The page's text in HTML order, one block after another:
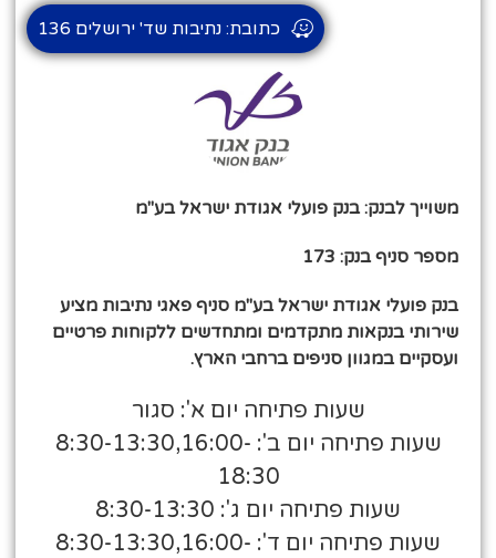
משוייך לבנק: בנק פועלי אגודת ישראל בע"מ
מספר סניף בנק: 173
בנק פועלי אגודת ישראל בע"מ סניף פאגי נתיבות מציע
שירותי בנקאות מתקדמים ומתחדשים ללקוחות פרטיים
ועסקיים במגוון סניפים ברחבי הארץ.
שעות פתיחה יום א': סגור
שעות פתיחה יום ב': 8:30-13:30,16:00-
18:30
שעות פתיחה יום ג': 8:30-13:30
שעות פתיחה יום ד': 8:30-13:30,16:00-
כתובת: נתיבות שד' ירושלים 136